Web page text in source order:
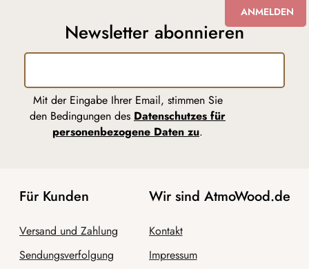
Newsletter abonnieren
Mit der Eingabe Ihrer Email, stimmen Sie
den Bedingungen des Datenschutzes für
personenbezogene Daten zu.
ANMELDEN
Für Kunden
Versand und Zahlung
Sendungsverfolgung
Wir sind AtmoWood.de
Kontakt
Impressum